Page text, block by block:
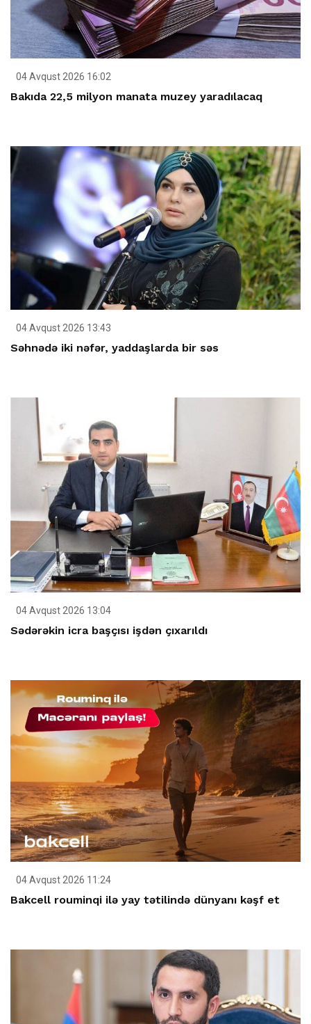
04 Avqust 2026 16:02
Bakıda 22,5 milyon manata muzey yaradılacaq
04 Avqust 2026 13:43
Səhnədə iki nəfər, yaddaşlarda bir səs
04 Avqust 2026 13:04
Sədərəkin icra başçısı işdən çıxarıldı
04 Avqust 2026 11:24
Bakcell rouminqi ilə yay tətilində dünyanı kəşf et